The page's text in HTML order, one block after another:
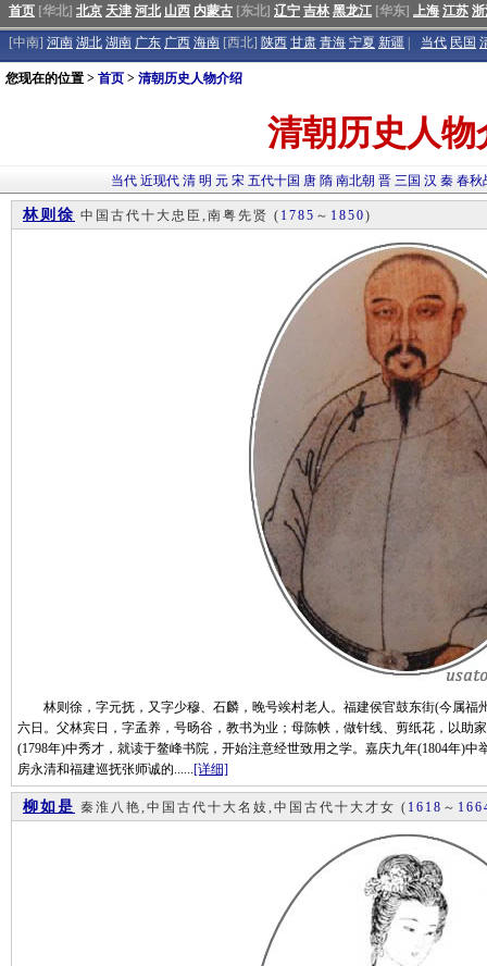
首页 [华北] 北京 天津 河北 山西 内蒙古 [东北] 辽宁 吉林 黑龙江 [华东] 上海 江苏
[中南] 河南 湖北 湖南 广东 广西 海南 [西北] 陕西 甘肃 青海 宁夏 新疆 当代 民国
您现在的位置 > 首页 > 清朝历史人物介绍
清朝历史人物
当代 近现代 清 明 元 宋 五代十国 唐 隋 南北朝 晋 三国 汉 秦 春秋
林则徐 中国古代十大忠臣,南粤先贤 ( 1785 ～ 1850)
林则徐，字元抚，又字少穆、石麟，晚号竢村老人。福建侯官鼓东街(今属福
六日。父林宾日，字孟养，号旸谷，教书为业；母陈帙，做针线、剪纸花，以助
(1798年)中秀才，就读于鳌峰书院，开始注意经世致用之学。嘉庆九年(1804年)
房永清和福建巡抚张师诚的......[详细]
柳如是 秦淮八艳,中国古代十大名妓,中国古代十大才女 ( 1618 ～